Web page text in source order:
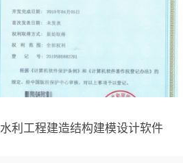
水利工程建造结构建模设计软件